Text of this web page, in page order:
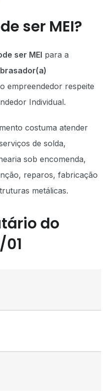
ser MEI?
ser MEI para a
empreendedor respeite
Individual.
costuma atender
de solda,
sob encomenda,
reparos, fabricação
metálicas.
do